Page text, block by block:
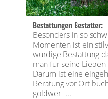
Bestattungen Bestatter:
Besonders in so
Momenten ist ein
würdige Bestattung
man für seine Lieben
Darum ist eine
Beratung vor Ort
goldwert ...